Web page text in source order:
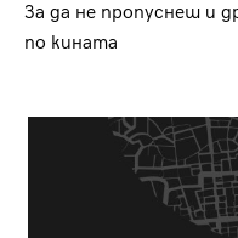
За да не пропуснеш и
по кината